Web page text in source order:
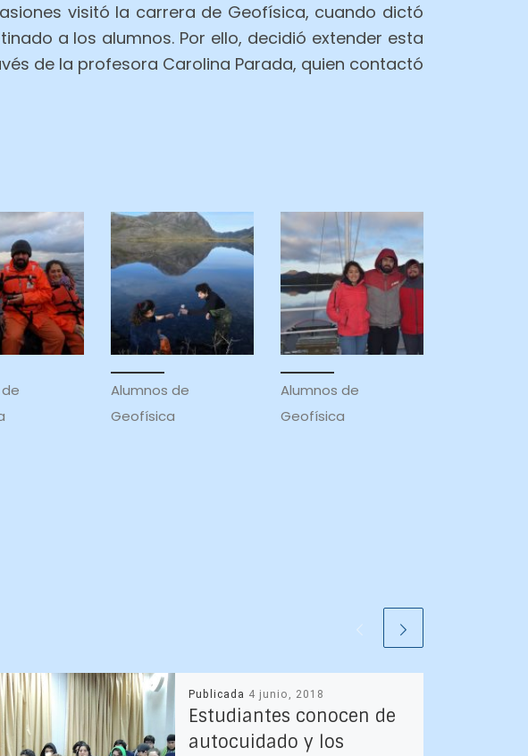
visitó la carrera de Geofísica, cuando dictó
a los alumnos. Por ello, decidió extender esta
de la profesora Carolina Parada, quien contactó
Alumnos de
Geofísica
Alumnos de
Geofísica
Publicada 4 junio, 2018
Estudiantes conocen de
autocuidado y los